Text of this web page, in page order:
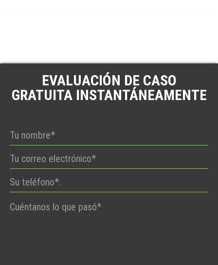
EVALUACIÓN DE CASO
GRATUITA INSTANTÁNEAMENTE
Por